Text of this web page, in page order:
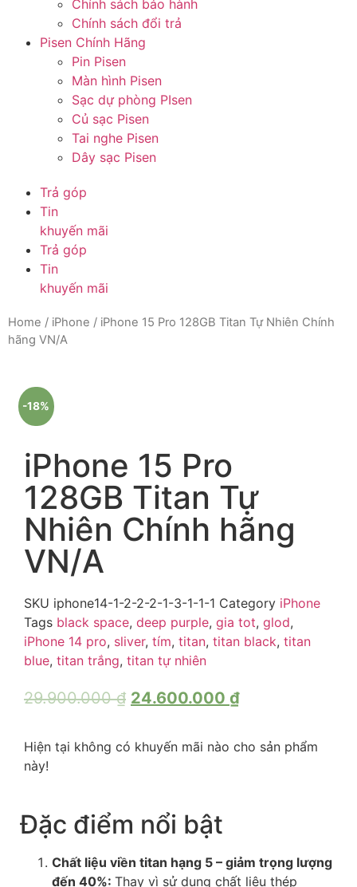
Chính sách bảo hành
Chính sách đổi trả
Pisen Chính Hãng
Pin Pisen
Màn hình Pisen
Sạc dự phòng PIsen
Củ sạc Pisen
Tai nghe Pisen
Dây sạc Pisen
Trả góp
Tin
khuyến mãi
Trả góp
Tin
khuyến mãi
Home / iPhone / iPhone 15 Pro 128GB Titan Tự Nhiên Chính
hãng VN/A
-18%
iPhone 15 Pro
128GB Titan Tự
Nhiên Chính hãng
VN/A
SKU iphone14-1-2-2-2-1-3-1-1-1 Category iPhone
Tags black space, deep purple, gia tot, glod,
iPhone 14 pro, sliver, tím, titan, titan black, titan
blue, titan trắng, titan tự nhiên
29.900.000₫ 24.600.000 ₫
Hiện tại không có khuyến mãi nào cho sản phẩm
này!
Đặc điểm nổi bật
Chất liệu viền titan hạng 5 – giảm trọng lượng
đến 40%: Thay vì sử dụng chất liệu thép